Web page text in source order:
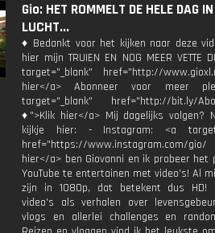
Gio: HET ROMMELT DE HELE DAG
LUCHT...
♦ Bedankt voor het kijken naar deze
hier mijn TRUIEN EN NOG MEER VETTE
target="_blank" href="http://
hier</a> Abonneer voor meer
target="_blank" href="http://bit.ly/
♦">Klik hier</a> Mij dagelijks volgen?
kijkje hier: - Instagram: <a
href="https://www.instagram.com/
hier</a> ben Giovanni en ik probeer het
YouTube te entertainen met video's! Al
zijn in 1080p, dat betekent dus HD!
video's als verhalen over
vlogs en allerlei challenges en